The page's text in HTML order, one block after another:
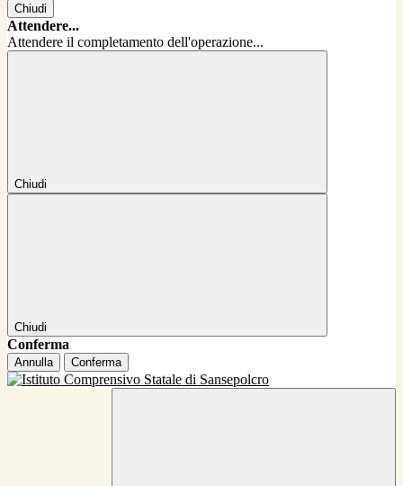
Chiudi
Attendere...
Attendere il completamento dell'operazione...
Chiudi
Chiudi
Conferma
Annulla Conferma